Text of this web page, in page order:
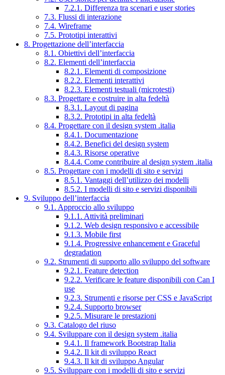
7.2.1. Differenza tra scenari e user stories
7.3. Flussi di interazione
7.4. Wireframe
7.5. Prototipi interattivi
8. Progettazione dell’interfaccia
8.1. Obiettivi dell’interfaccia
8.2. Elementi dell’interfaccia
8.2.1. Elementi di composizione
8.2.2. Elementi interattivi
8.2.3. Elementi testuali (microtesti)
8.3. Progettare e costruire in alta fedeltà
8.3.1. Layout di pagina
8.3.2. Prototipi in alta fedeltà
8.4. Progettare con il design system .italia
8.4.1. Documentazione
8.4.2. Benefici del design system
8.4.3. Risorse operative
8.4.4. Come contribuire al design system .italia
8.5. Progettare con i modelli di sito e servizi
8.5.1. Vantaggi dell’utilizzo dei modelli
8.5.2. I modelli di sito e servizi disponibili
9. Sviluppo dell’interfaccia
9.1. Approccio allo sviluppo
9.1.1. Attività preliminari
9.1.2. Web design responsivo e accessibile
9.1.3. Mobile first
9.1.4. Progressive enhancement e Graceful
degradation
9.2. Strumenti di supporto allo sviluppo del software
9.2.1. Feature detection
9.2.2. Verificare le feature disponibili con Can I
use
9.2.3. Strumenti e risorse per CSS e JavaScript
9.2.4. Supporto browser
9.2.5. Misurare le prestazioni
9.3. Catalogo del riuso
9.4. Sviluppare con il design system .italia
9.4.1. Il framework Bootstrap Italia
9.4.2. Il kit di sviluppo React
9.4.3. Il kit di sviluppo Angular
9.5. Sviluppare con i modelli di sito e servizi